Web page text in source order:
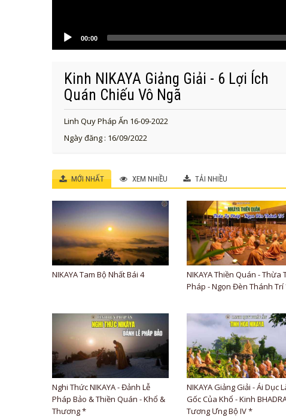
00:00
Kinh NIKAYA Giảng Giải - 6 Lợi Ích
Quán Chiếu Vô Ngã
Linh Quy Pháp Ấn 16-09-2022
Ngày đăng : 16/09/2022
MỚI NHẤT XEM NHIỀU TẢI NHIỀU
NIKAYA Tam Bộ Nhất Bái 4
NIKAYA Thiền Quán - Thừa
Pháp - Ngọn Đèn Thánh Trí
Nghi Thức NIKAYA - Đảnh Lễ
Pháp Bảo & Thiền Quán - Khổ &
Thương *
NIKAYA Giảng Giải - Ái Dục
Gốc Của Khổ - Kinh
Tương Ưng Bộ IV *